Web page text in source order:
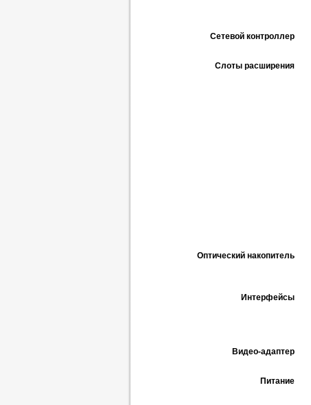
Сетевой контроллер
Слоты расширения
Оптический накопитель
Интерфейсы
Видео-адаптер
Питание